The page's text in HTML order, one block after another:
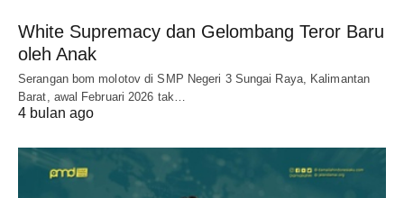
White Supremacy dan Gelombang Teror Baru
oleh Anak
Serangan bom molotov di SMP Negeri 3 Sungai Raya, Kalimantan
Barat, awal Februari 2026 tak…
4 bulan ago